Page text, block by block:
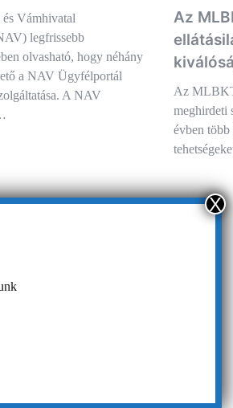
Vámhivatal
legfrissebb
olvasható, hogy néhány
a NAV Ügyfélportál
A NAV
Az
Az
meghirdeti
évben több
X